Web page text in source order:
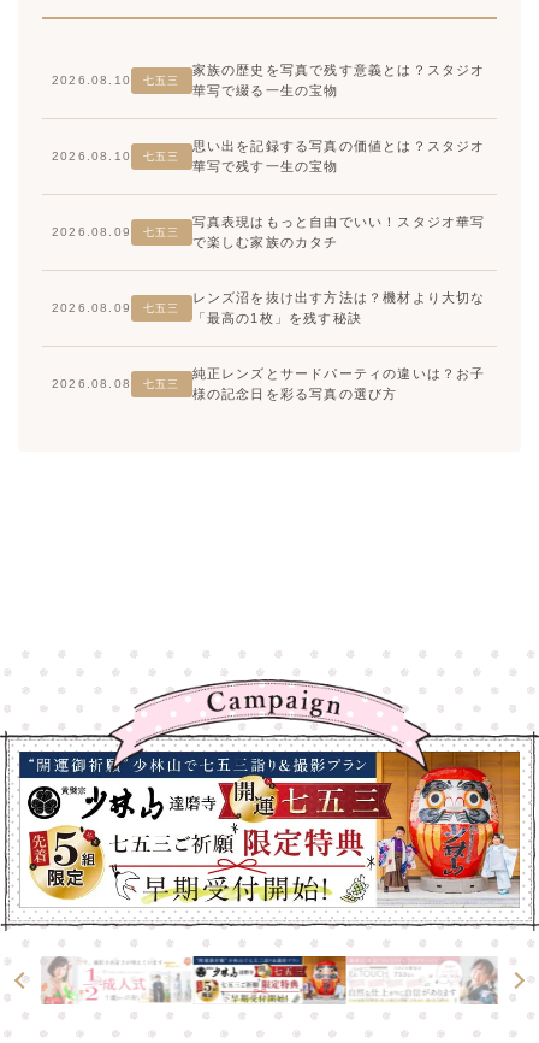
2026.08.10 七五三
家族の歴史を写真で残す意義とは？スタジオ
華写で綴る一生の宝物
2026.08.10 七五三
思い出を記録する写真の価値とは？スタジオ
華写で残す一生の宝物
2026.08.09 七五三
写真表現はもっと自由でいい！スタジオ華写
で楽しむ家族のカタチ
2026.08.09 七五三
レンズ沼を抜け出す方法は？機材より大切な
「最高の1枚」を残す秘訣
2026.08.08 七五三
純正レンズとサードパーティの違いは？お子
様の記念日を彩る写真の選び方